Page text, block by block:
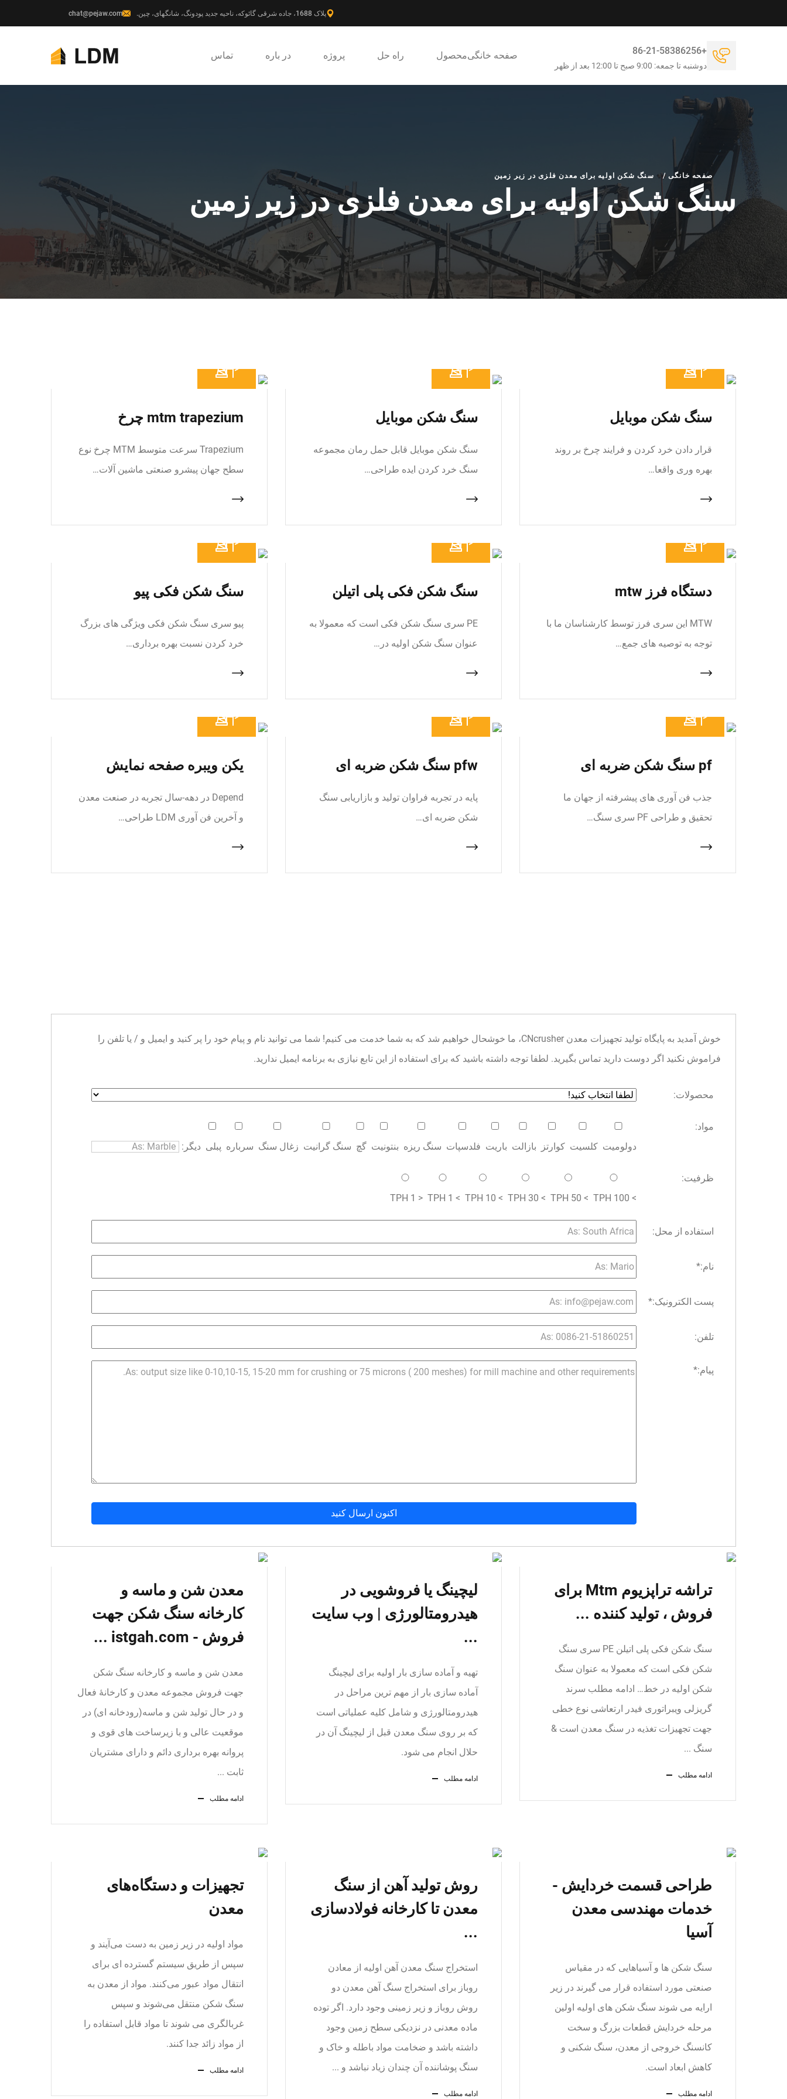
پلاک 1688، جاده شرقی گائوکه، ناحیه جدید پودونگ، شانگهای، چین. chat@pejaw.com
صفحه خانگیمحصول راه حل پروژه در باره تماس +86-21-58386256
دوشنبه تا جمعه: 9:00 صبح تا 12:00 بعد از ظهر
صفحه خانگی / سنگ شکن اولیه برای معدن فلزی در زیر زمین
سنگ شکن اولیه برای معدن فلزی در زیر زمین
سنگ شکن موبایل
قرار دادن خرد کردن و فرایند چرخ بر روند
بهره وری واقعا…
سنگ شکن موبایل
سنگ شکن موبایل قابل حمل رمان مجموعه
سنگ خرد کردن ایده طراحی…
mtm trapezium چرخ
Trapezium سرعت متوسط MTM چرخ نوع
سطح جهان پیشرو صنعتی ماشین آلات…
دستگاه فرز mtw
MTW این سری فرز توسط کارشناسان ما با
توجه به توصیه های جمع…
سنگ شکن فکی پلی اتیلن
PE سری سنگ شکن فکی است که معمولا به
عنوان سنگ شکن اولیه در…
سنگ شکن فکی پیو
پیو سری سنگ شکن فکی ویژگی های بزرگ
خرد کردن نسبت بهره برداری…
pf سنگ شکن ضربه ای
جذب فن آوری های پیشرفته از جهان ما
تحقیق و طراحی PF سری سنگ…
pfw سنگ شکن ضربه ای
پایه در تجربه فراوان تولید و بازاریابی سنگ
شکن ضربه ای…
یکن ویبره صفحه نمایش
Depend در دهه-سال تجربه در صنعت معدن
و آخرین فن آوری LDM طراحی…
خوش آمدید به پایگاه تولید تجهیزات معدن CNcrusher، ما خوشحال خواهیم شد که به شما خدمت می کنیم! شما می توانید نام و پیام خود را پر کنید و ایمیل و / یا تلفن را
فراموش نکنید اگر دوست دارید تماس بگیرید. لطفا توجه داشته باشید که برای استفاده از این تابع نیازی به برنامه ایمیل ندارید.
محصولات:
مواد:
دولومیت کلسیت کوارتز بازالت باریت فلدسپات سنگ ریزه بنتونیت گچ سنگ گرانیت زغال سنگ سرباره پبلی دیگر:
ظرفیت:
> 100 TPH
> 50 TPH
> 30 TPH
> 10 TPH
> 1 TPH
< 1 TPH
استفاده از محل:
نام:*
پست الکترونیک:*
تلفن:
پیام:*
تراشه تراپزیوم Mtm برای
فروش ، تولید کننده ...
سنگ شکن فکی پلی اتیلن PE سری سنگ
شکن فکی است که معمولا به عنوان سنگ
شکن اولیه در خط… ادامه مطلب سرند
گریزلی ویبراتوری فیدر ارتعاشی نوع خطی
جهت تجهیزات تغذیه در سنگ معدن است &
سنگ ...
ادامه مطلب
لیچینگ یا فروشویی در
هیدرومتالورژی | وب سایت
...
تهیه و آماده سازی بار اولیه برای لیچینگ
آماده سازی بار از مهم­ ترین مراحل در
هیدرومتالورژی و شامل کلیه عملیاتی است
که بر روی سنگ معدن قبل از لیچینگ آن در
حلال انجام می شود.
ادامه مطلب
معدن شن و ماسه و
کارخانه سنگ شکن جهت
فروش - istgah.com ...
معدن شن و ماسه و کارخانه سنگ شکن
جهت فروش مجموعه معدن و کارخانهٔ فعال
و در حال تولید شن و ماسه(رودخانه ای) در
موقعیت عالی و با زیرساخت های قوی و
پروانه بهره برداری دائم و دارای مشتریان
ثابت ...
ادامه مطلب
طراحی قسمت خردایش -
خدمات مهندسی معدن
آسیا
سنگ شکن ها و آسیاهایی که در مقیاس
صنعتی مورد استفاده قرار می گیرند در زیر
ارایه می شوند سنگ شکن های اولیه اولین
مرحله خردایش قطعات بزرگ و سخت
کانسنگ خروجی از معدن، سنگ شکنی و
کاهش ابعاد است.
ادامه مطلب
روش تولید آهن از سنگ
معدن تا کارخانه فولادسازی
...
استخراج سنگ معدن آهن اولیه از معادن
روباز برای استخراج سنگ آهن معدن دو
روش روباز و زیر زمینی وجود دارد. اگر توده
ماده معدنی در نزدیکی سطح زمین وجود
داشته باشد و ضخامت مواد باطله و خاک و
سنگ پوشاننده آن چندان زیاد نباشد و ...
ادامه مطلب
تجهیزات و دستگاه‌های
معدن
مواد اولیه در زیر زمین به دست می‌آیند و
سپس از طریق سیستم گسترده ای برای
انتقال مواد عبور می‌کنند. مواد از معدن به
سنگ شکن منتقل می‌شوند و سپس
غربالگری می شوند تا مواد قابل استفاده را
از مواد زائد جدا کنند.
ادامه مطلب